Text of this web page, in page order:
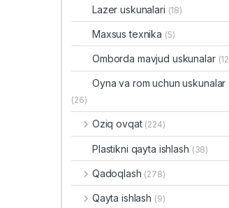
Lazer uskunalari (18)
Maxsus texnika (5)
Omborda mavjud uskunalar
Oyna va rom uchun uskunalar
(26)
Oziq ovqat (224)
Plastikni qayta ishlash (38)
Qadoqlash (278)
Qayta ishlash (9)